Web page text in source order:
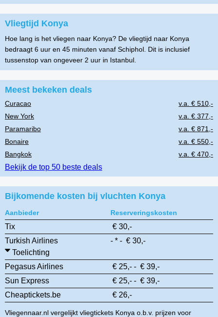
Vliegtijd Konya
Hoe lang is het vliegen naar Konya? De vliegtijd naar Konya
bedraagt 6 uur en 45 minuten vanaf Schiphol. Dit is inclusief
tussenstop van ongeveer 2 uur in Istanbul.
Meest bekeken deals
Curacao
v.a. € 510,-
New York
v.a. € 377,-
Paramaribo
v.a. € 871,-
Bonaire
v.a. € 550,-
Bangkok
v.a. € 470,-
Bekijk de top 50 beste deals
Bijkomende kosten bij vluchten Konya
Aanbieder Reserveringskosten
Tix
€ 30,-
Turkish Airlines
- * - € 30,-
Toelichting
Pegasus Airlines
€ 25,- - € 39,-
Sun Express
€ 25,- - € 39,-
Cheaptickets.be
€ 26,-
Vliegennaar.nl vergelijkt vliegtickets Konya o.b.v. prijzen voor